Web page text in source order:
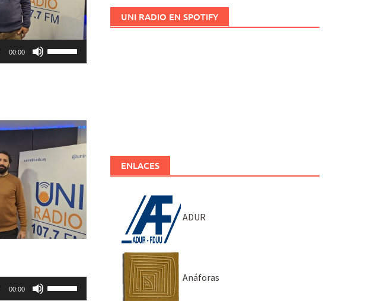
00:00
para
aumentar
el
volumen.
00:00
UNI RADIO EN SPOTIFY
ENLACES
ADUR
Anáforas